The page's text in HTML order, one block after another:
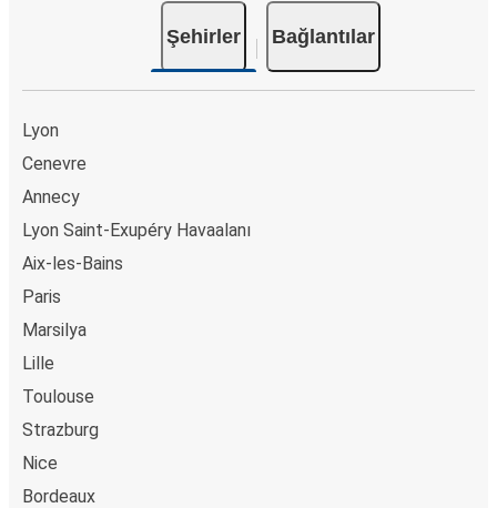
Şehirler Bağlantılar
Lyon
Cenevre
Annecy
Lyon Saint-Exupéry Havaalanı
Aix-les-Bains
Paris
Marsilya
Lille
Toulouse
Strazburg
Nice
Bordeaux